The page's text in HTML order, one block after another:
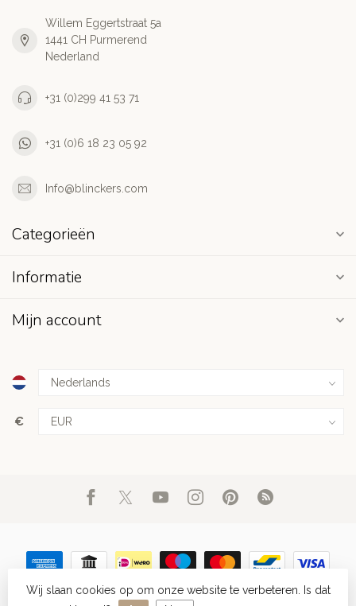
Willem Eggertstraat 5a
1441 CH Purmerend
Nederland
+31 (0)299 41 53 71
+31 (0)6 18 23 05 92
Info@blinckers.com
Categorieën
Informatie
Mijn account
€
© Copyright 2026 Juwelier Blinckers Jewels & Watches in
Wij slaan cookies op om onze website te verbeteren. Is dat